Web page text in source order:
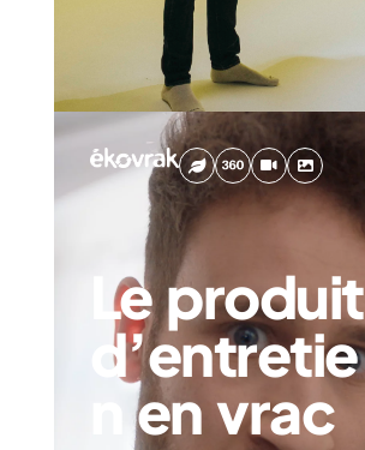
Le produit
d’entretie
n en vrac